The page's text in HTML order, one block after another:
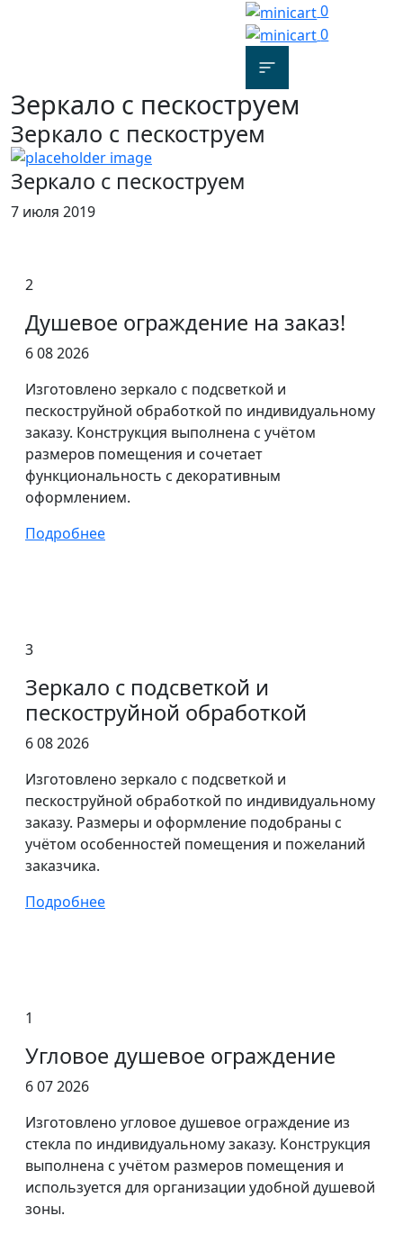
0
0
Зеркало с пескоструем
Зеркало с пескоструем
Зеркало с пескоструем
7 июля 2019
2
Душевое ограждение на заказ!
6 08 2026
Изготовлено зеркало с подсветкой и
пескоструйной обработкой по индивидуальному
заказу. Конструкция выполнена с учётом
размеров помещения и сочетает
функциональность с декоративным
оформлением.
Подробнее
3
Зеркало с подсветкой и
пескоструйной обработкой
6 08 2026
Изготовлено зеркало с подсветкой и
пескоструйной обработкой по индивидуальному
заказу. Размеры и оформление подобраны с
учётом особенностей помещения и пожеланий
заказчика.
Подробнее
1
Угловое душевое ограждение
6 07 2026
Изготовлено угловое душевое ограждение из
стекла по индивидуальному заказу. Конструкция
выполнена с учётом размеров помещения и
используется для организации удобной душевой
зоны.